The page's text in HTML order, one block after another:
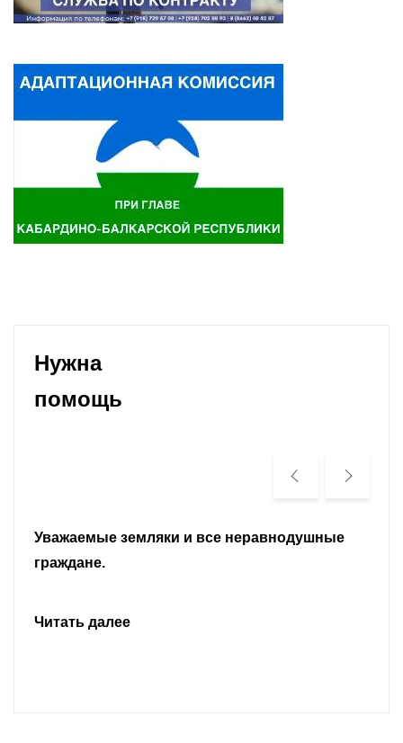
Нужна
помощь
Уважаемые земляки и все неравнодушные
граждане.
Читать далее